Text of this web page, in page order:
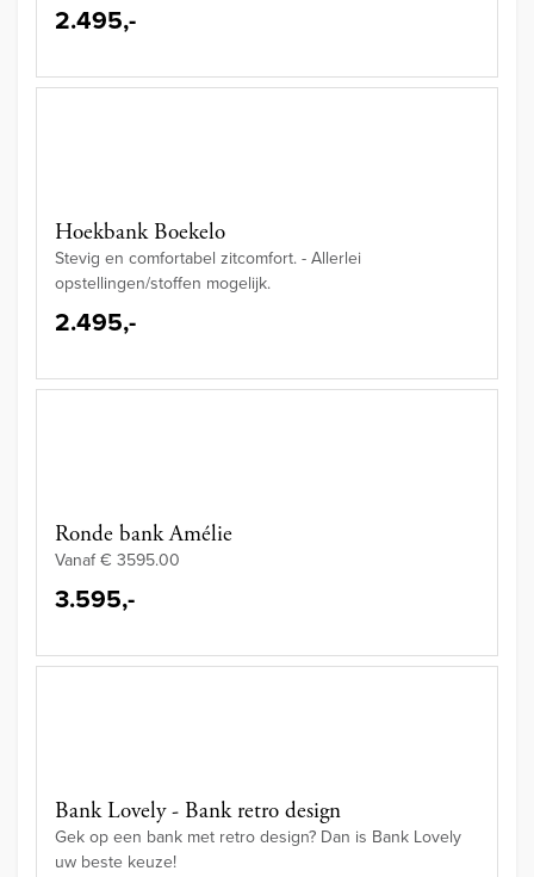
2.495,-
Hoekbank Boekelo
Stevig en comfortabel zitcomfort. - Allerlei
opstellingen/stoffen mogelijk.
2.495,-
Ronde bank Amélie
Vanaf € 3595.00
3.595,-
Bank Lovely - Bank retro design
Gek op een bank met retro design? Dan is Bank Lovely
uw beste keuze!